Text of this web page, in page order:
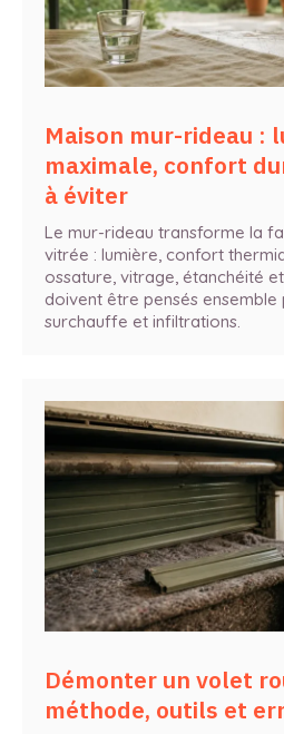
Maison mur-rideau :
maximale, confort
à éviter
Le mur-rideau transforme la
vitrée : lumière, confort
ossature, vitrage, étanchéité
doivent être pensés
surchauffe et infiltrations.
Démonter un volet
méthode, outils et